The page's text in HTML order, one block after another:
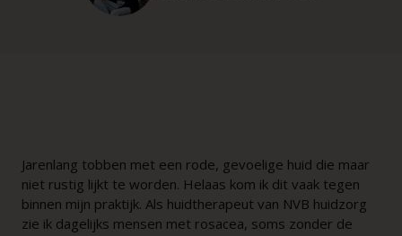
Jarenlang tobben met een rode, gevoelige huid die maar
niet rustig lijkt te worden. Helaas kom ik dit vaak tegen
binnen mijn praktijk. Als huidtherapeut van NVB huidzorg
zie ik dagelijks mensen met rosacea, soms zonder de